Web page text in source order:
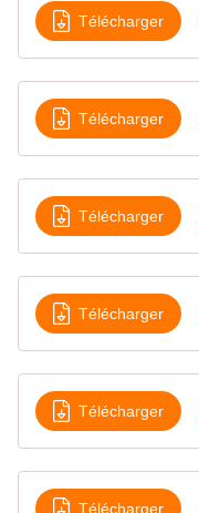
Télécharger
Télécharger
Télécharger
Télécharger
Télécharger
Télécharger